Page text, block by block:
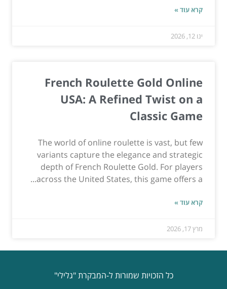
קרא עוד »
ינו 12, 2026
French Roulette Gold Online
USA: A Refined Twist on a
Classic Game
The world of online roulette is vast, but few
variants capture the elegance and strategic
depth of French Roulette Gold. For players
across the United States, this game offers a...
קרא עוד »
מרץ 17, 2026
כל הזכויות שמורות ל-המבקרת "גלילי"